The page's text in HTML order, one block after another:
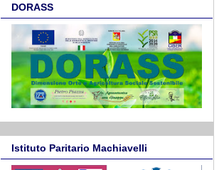
DORASS
Istituto Paritario Machiavelli